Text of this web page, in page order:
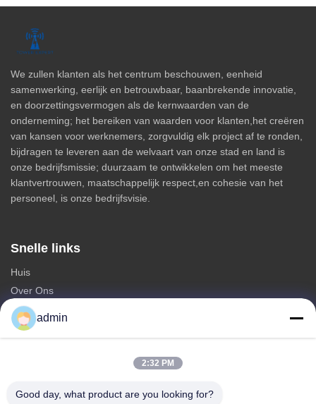
We zullen klanten als het centrum beschouwen, eenheid
samenwerking, eerlijk en betrouwbaar, baanbrekende innovatie,
en doorzettingsvermogen als de kernwaarden van de
onderneming; het bereiken van waarden voor klanten,het creëren
van kansen voor werknemers, zorgvuldig elk project af te ronden,
bijdragen te leveren aan de welvaart van onze stad en land is
onze bedrijfsmissie; duurzaam te ontwikkelen om het meeste
klantvertrouwen, maatschappelijk respect,en cohesie van het
personeel, is onze bedrijfsvisie.
Snelle links
Huis
Over Ons
producten
Neem contact met ons op
admin
2:32 PM
Good day, what product are you looking for?